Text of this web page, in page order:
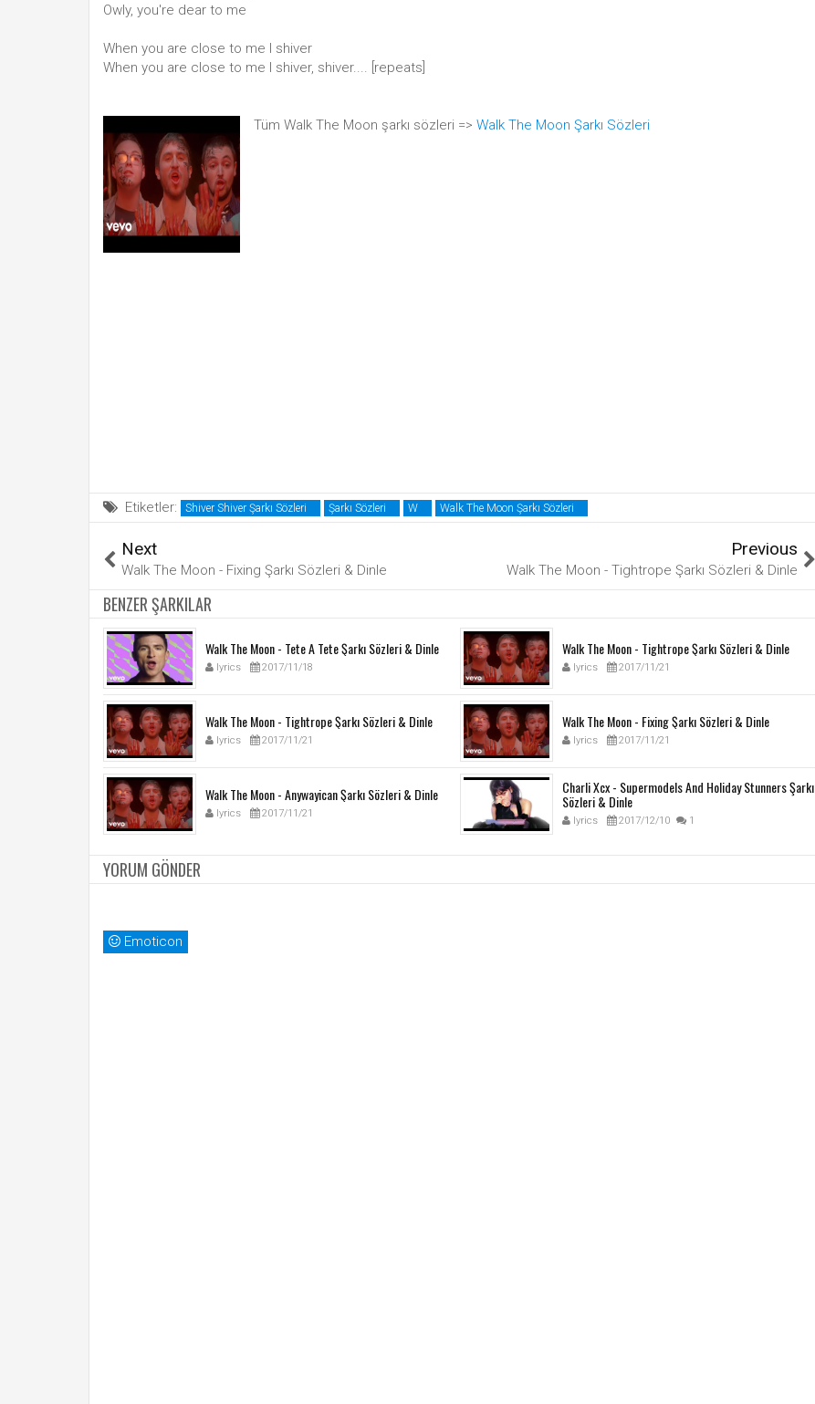
Owly, you're dear to me
When you are close to me I shiver
When you are close to me I shiver, shiver.... [repeats]
Tüm Walk The Moon şarkı sözleri => Walk The Moon Şarkı Sözleri
Etiketler: Shiver Shiver Şarkı Sözleri Şarkı Sözleri W Walk The Moon Şarkı Sözleri
Next
Walk The Moon - Fixing Şarkı Sözleri & Dinle
Previous
Walk The Moon - Tightrope Şarkı Sözleri & Dinle
BENZER ŞARKILAR
Walk The Moon - Tete A Tete Şarkı Sözleri & Dinle
lyrics 2017/11/18
Walk The Moon - Tightrope Şarkı Sözleri & Dinle
lyrics 2017/11/21
Walk The Moon - Tightrope Şarkı Sözleri & Dinle
lyrics 2017/11/21
Walk The Moon - Fixing Şarkı Sözleri & Dinle
lyrics 2017/11/21
Walk The Moon - Anywayican Şarkı Sözleri & Dinle
lyrics 2017/11/21
Charli Xcx - Supermodels And Holiday Stunners Şarkı
Sözleri & Dinle
lyrics 2017/12/10 1
YORUM GÖNDER
Emoticon